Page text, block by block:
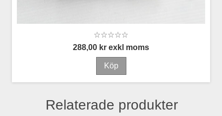
288,00 kr exkl moms
Relaterade produkter